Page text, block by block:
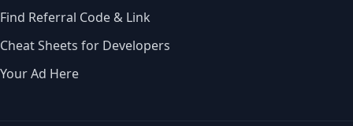
Find Referral Code & Link
Cheat Sheets for Developers
Your Ad Here